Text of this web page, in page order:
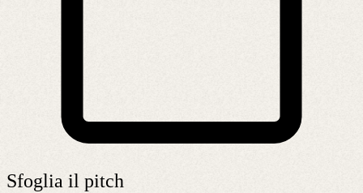
Sfoglia il pitch